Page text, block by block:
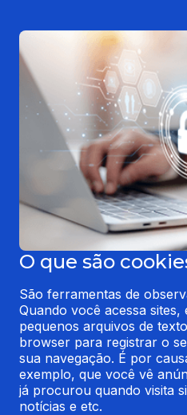
O que são
São ferramentas de
Quando você acessa sites,
pequenos arquivos de
browser para registrar o
sua navegação. É por
exemplo, que você vê
já procurou quando visita
notícias e etc.